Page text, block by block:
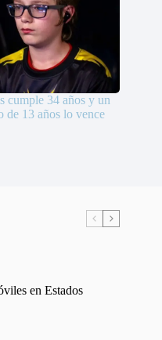
cumple 34 años y un
de 13 años lo vence
en Estados